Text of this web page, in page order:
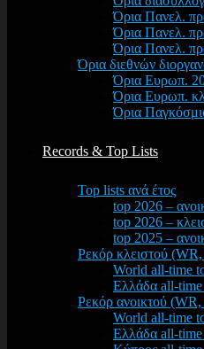
Όρια Πανελ.
Όρια Πανελ.
Όρια Πανελ.
Όρια διεθνών
Όρια Ευρωπ.
Όρια Ευρωπ.
Όρια
Records & Top Lists
Top lists ανά έτος
top 2026 –
top 2026 –
top 2025 –
Ρεκόρ κλειστού
World all-time
Ελλάδα all-
Ρεκόρ ανοικτού
World all-time
Ελλάδα all-